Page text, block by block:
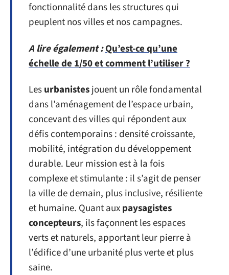
fonctionnalité dans les structures qui
peuplent nos villes et nos campagnes.
A lire également :Qu’est-ce qu’une
échelle de 1/50 et comment l’utiliser ?
Lesurbanistesjouent un rôle fondamental
dans l’aménagement de l’espace urbain,
concevant des villes qui répondent aux
défis contemporains : densité croissante,
mobilité, intégration du développement
durable. Leur mission est à la fois
complexe et stimulante : il s’agit de penser
la ville de demain, plus inclusive, résiliente
et humaine. Quant auxpaysagistes
concepteurs, ils façonnent les espaces
verts et naturels, apportant leur pierre à
l’édifice d’une urbanité plus verte et plus
saine.